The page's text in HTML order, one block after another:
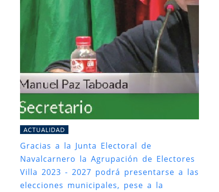
ACTUALIDAD
Gracias a la Junta Electoral de
Navalcarnero la Agrupación de Electores
Villa 2023 - 2027 podrá presentarse a las
elecciones municipales, pese a la